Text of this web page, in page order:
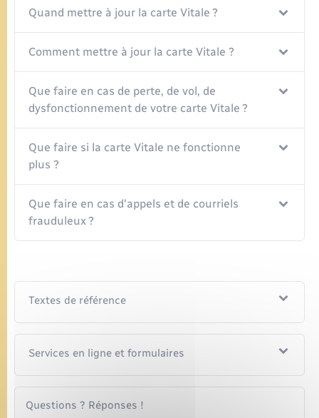
Quand mettre à jour la carte Vitale ?
Comment mettre à jour la carte Vitale ?
Que faire en cas de perte, de vol, de
dysfonctionnement de votre carte Vitale ?
Que faire si la carte Vitale ne fonctionne
plus ?
Que faire en cas d'appels et de courriels
frauduleux ?
Textes de référence
Services en ligne et formulaires
Questions ? Réponses !